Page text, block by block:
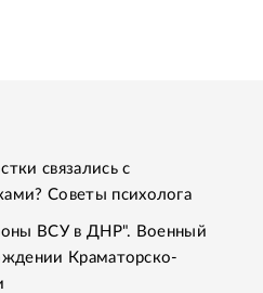
связались с
Советы психолога
ВСУ в ДНР". Военный
Краматорско-